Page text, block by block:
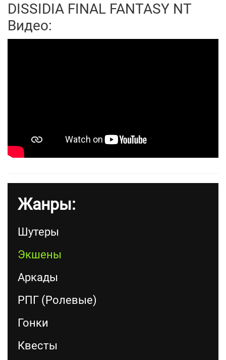
DISSIDIA FINAL FANTASY NT
Видео:
Жанры:
Шутеры
Экшены
Аркады
РПГ (Ролевые)
Гонки
Квесты